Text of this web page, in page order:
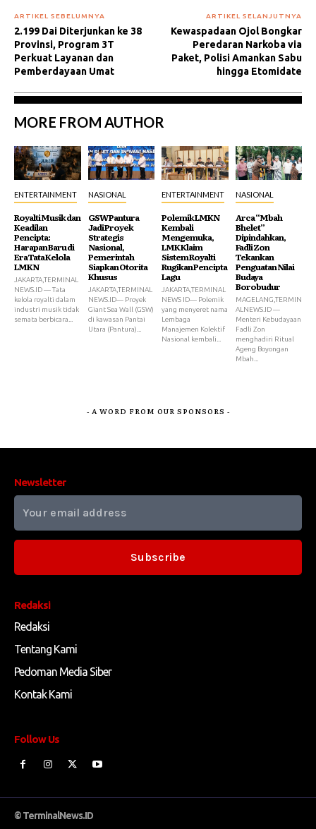
ARTIKEL SEBELUMNYA
2.199 Dai Diterjunkan ke 38
Provinsi, Program 3T
Perkuat Layanan dan
Pemberdayaan Umat
ARTIKEL SELANJUTNYA
Kewaspadaan Ojol Bongkar
Peredaran Narkoba via
Paket, Polisi Amankan Sabu
hingga Etomidate
MORE FROM AUTHOR
ENTERTAINMENT
Royalti Musik dan
Keadilan
Pencipta:
Harapan Baru di
Era Tata Kelola
LMKN
JAKARTA,TERMINAL
NEWS.ID — Tata
kelola royalti dalam
industri musik tidak
semata berbicara...
NASIONAL
GSW Pantura
Jadi Proyek
Strategis
Nasional,
Pemerintah
Siapkan Otorita
Khusus
JAKARTA,TERMINAL
NEWS.ID— Proyek
Giant Sea Wall (GSW)
di kawasan Pantai
Utara (Pantura)...
ENTERTAINMENT
Polemik LMKN
Kembali
Mengemuka,
LMK Klaim
Sistem Royalti
Rugikan Pencipta
Lagu
JAKARTA,TERMINAL
NEWS ID— Polemik
yang menyeret nama
Lembaga
Manajemen Kolektif
Nasional kembali...
NASIONAL
Arca “Mbah
Bhelet”
Dipindahkan,
Fadli Zon
Tekankan
Penguatan Nilai
Budaya
Borobudur
MAGELANG,TERMIN
ALNEWS.ID —
Menteri Kebudayaan
Fadli Zon
menghadiri Ritual
Ageng Boyongan
Mbah...
- A WORD FROM OUR SPONSORS -
Redaksi
Redaksi
Tentang Kami
Pedoman Media Siber
Kontak Kami
Follow Us
Newsletter
Subscribe
© TerminalNews.ID